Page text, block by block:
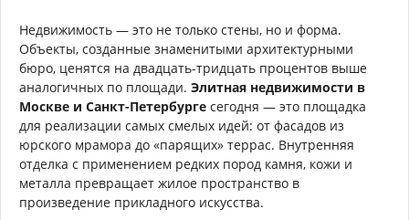
Недвижимость — это не только стены, но и форма.
Объекты, созданные знаменитыми архитектурными
бюро, ценятся на двадцать-тридцать процентов выше
аналогичных по площади. Элитная недвижимости в
Москве и Санкт-Петербурге сегодня — это площадка
для реализации самых смелых идей: от фасадов из
юрского мрамора до «парящих» террас. Внутренняя
отделка с применением редких пород камня, кожи и
металла превращает жилое пространство в
произведение прикладного искусства.